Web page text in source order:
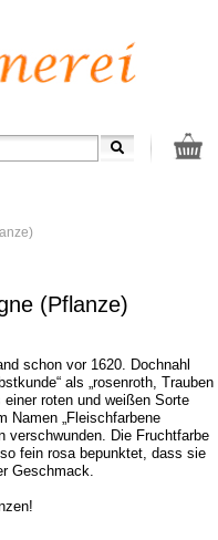
(Pflanze)
schon vor 1620. Dochnahl
als „rosenroth, Trauben
roten und weißen Sorte
Namen „Fleischfarbene
verschwunden. Die Fruchtfarbe
fein rosa bepunktet, dass sie
Geschmack.